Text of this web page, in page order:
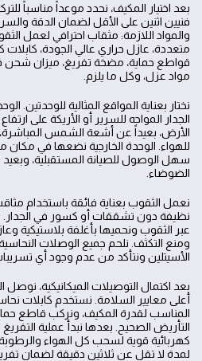
بعد اختيار المكيف، نحدد موعداً مناسباً
فنيين اثنين على الأقل لضمان الدقة
والمواد اللازمة: مثقاب احترافي لعمل
متعددة، عازل حراري عالي الجودة، كابلات
قواطع حماية، مضخة تفريغ، ميزان شحن
مواد عزل، وكل ما يلزم.
نختار بعناية المواقع المثالية للوحدتين.
الجدار المواجه للسرير أو الأريكة على
الأرض، بعيداً عن أشعة الشمس
للهواء. الوحدة الخارجية نضعها في مكان
سهل الوصول للصيانة المستقبلية، وبعيد
الضوضاء.
نعمل الثقوب بعناية فائقة باستخدام
نظيفة دون تشققات أو كسور في الجدار.
عبر الثقوب ونحميها بأغلفة بلاستيكية
ومنع التكثف. نلحم جميع الوصلات النحاسية
الأسيتلين ونتأكد من عدم وجود أي
بعد اكتمال التوصيلات الميكانيكية،
أعلى معايير السلامة. نستخدم كابلات
المناسب لقدرة المكيف، ونركب قاطع
التأريض الصحيح. بعدها نبدأ عملية
كهربائية قوية لسحب كل الهواء
لمدة لا تقل عن ثلاثين دقيقة لضمان